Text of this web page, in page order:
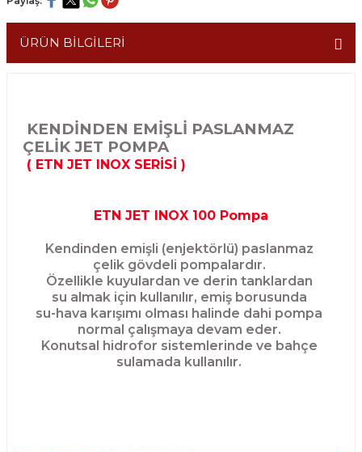
ÜRÜN BİLGİLERİ
KENDİNDEN EMİŞLİ PASLANMAZ
ÇELİK JET POMPA
( ETN JET INOX SERİSİ )
ETN JET INOX 100 Pompa
Kendinden emişli (enjektörlü) paslanmaz
çelik gövdeli pompalardır.
Özellikle kuyulardan ve derin tanklardan
su almak için kullanılır, emiş borusunda
su-hava karışımı olması halinde dahi pompa
normal çalışmaya devam eder.
Konutsal hidrofor sistemlerinde ve bahçe
sulamada kullanılır.